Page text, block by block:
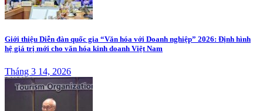
Giới thiệu Diễn đàn quốc gia “Văn hóa với Doanh nghiệp” 2026: Định hình
hệ giá trị mới cho văn hóa kinh doanh Việt Nam
Tháng 3 14, 2026